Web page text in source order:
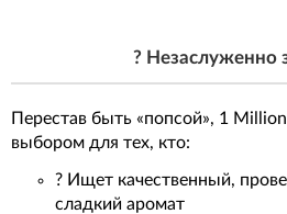
? Незаслуженно
Перестав быть «попсой», 1
выбором для тех, кто:
? Ищет качественный,
сладкий аромат